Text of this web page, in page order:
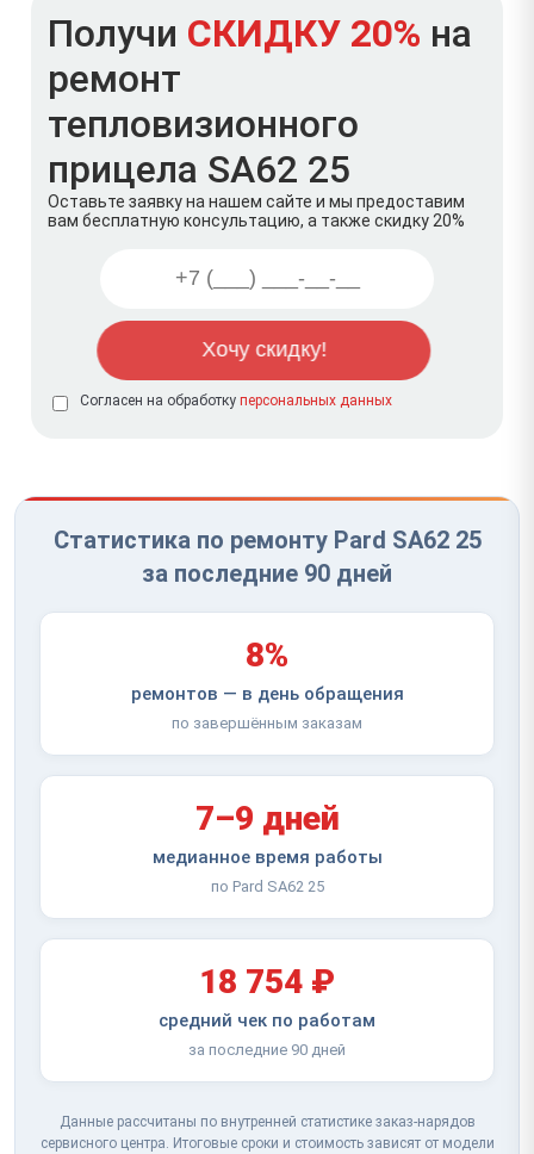
Получи СКИДКУ 20% на
ремонт
тепловизионного
прицела SA62 25
Оставьте заявку на нашем сайте и мы предоставим
вам бесплатную консультацию, а также скидку 20%
Согласен на обработку персональных данных
Статистика по ремонту Pard SA62 25
за последние 90 дней
8%
ремонтов — в день обращения
по завершённым заказам
7–9 дней
медианное время работы
по Pard SA62 25
18 754 ₽
средний чек по работам
за последние 90 дней
Данные рассчитаны по внутренней статистике заказ-нарядов
сервисного центра. Итоговые сроки и стоимость зависят от модели